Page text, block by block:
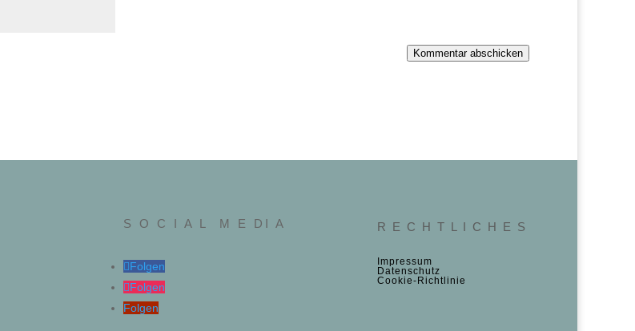
Kommentar abschicken
S O C I A L M E DI A
Folgen
Folgen
Folgen
R E C H T L I C H E S
Impressum
Datenschutz
Cookie‑Richtlinie